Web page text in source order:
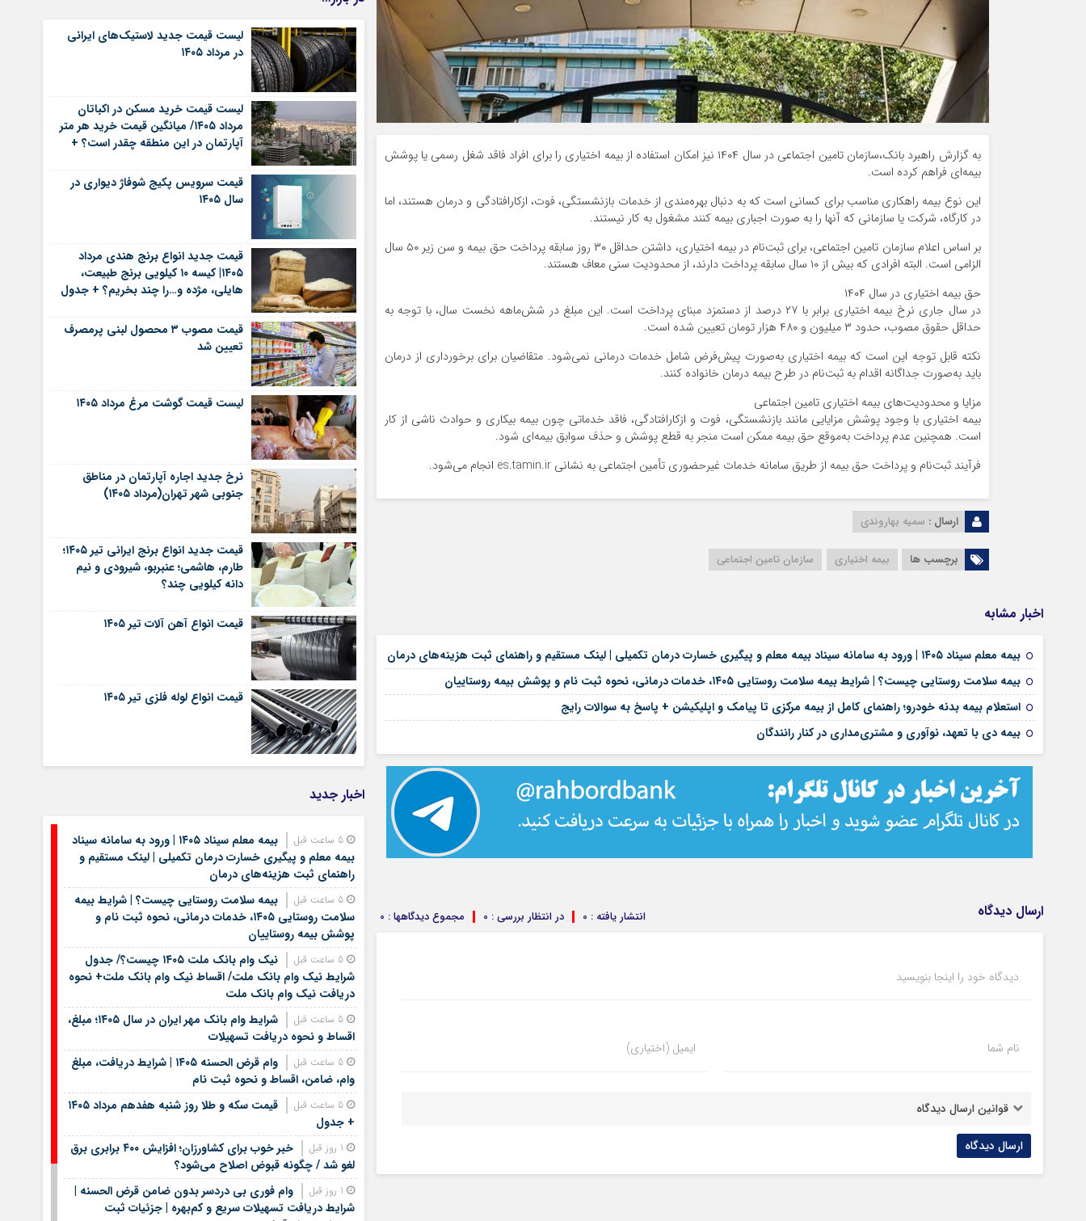
به گزارش راهبرد بانک،سازمان تامین اجتماعی در سال ۱۴۰۴ نیز امکان استفاده از بیمه اختیاری را برای افراد فاقد شغل رسمی یا پوشش
بیمه‌ای فراهم کرده است.
این نوع بیمه راهکاری مناسب برای کسانی است که به دنبال بهره‌مندی از خدمات بازنشستگی، فوت، ازکارافتادگی و درمان هستند، اما
در کارگاه، شرکت یا سازمانی که آنها را به صورت اجباری بیمه کنند مشغول به کار نیستند.
بر اساس اعلام سازمان تامین اجتماعی، برای ثبت‌نام در بیمه اختیاری، داشتن حداقل ۳۰ روز سابقه پرداخت حق بیمه و سن زیر ۵۰ سال
الزامی است. البته افرادی که بیش از ۱۰ سال سابقه پرداخت دارند، از محدودیت سنی معاف هستند.
حق بیمه اختیاری در سال ۱۴۰۴
در سال جاری نرخ بیمه اختیاری برابر با ۲۷ درصد از دستمزد مبنای پرداخت است. این مبلغ در شش‌ماهه نخست سال، با توجه به
حداقل حقوق مصوب، حدود ۳ میلیون و ۴۸۰ هزار تومان تعیین شده است.
نکته قابل توجه این است که بیمه اختیاری به‌صورت پیش‌فرض شامل خدمات درمانی نمی‌شود. متقاضیان برای برخورداری از درمان
باید به‌صورت جداگانه اقدام به ثبت‌نام در طرح بیمه درمان خانواده کنند.
مزایا و محدودیت‌های بیمه اختیاری تامین اجتماعی
بیمه اختیاری با وجود پوشش مزایایی مانند بازنشستگی، فوت و ازکارافتادگی، فاقد خدماتی چون بیمه بیکاری و حوادث ناشی از کار
است. همچنین عدم پرداخت به‌موقع حق بیمه ممکن است منجر به قطع پوشش و حذف سوابق بیمه‌ای شود.
فرآیند ثبت‌نام و پرداخت حق بیمه از طریق سامانه خدمات غیرحضوری تأمین اجتماعی به نشانی es.tamin.ir انجام می‌شود.
ارسال : سمیه بهاروندی
برچسب ها بیمه اختیاری سازمان تامین اجتماعی
اخبار مشابه
بیمه معلم سیناد ۱۴۰۵ | ورود به سامانه سیناد بیمه معلم و پیگیری خسارت درمان تکمیلی | لینک مستقیم و راهنمای ثبت هزینه‌های درمان
بیمه سلامت روستایی چیست؟ | شرایط بیمه سلامت روستایی ۱۴۰۵، خدمات درمانی، نحوه ثبت نام و پوشش بیمه روستاییان
استعلام بیمه بدنه خودرو؛ راهنمای کامل از بیمه مرکزی تا پیامک و اپلیکیشن + پاسخ به سوالات رایج
بیمه دی با تعهد، نوآوری و مشتری‌مداری در کنار رانندگان
ارسال دیدگاه مجموع دیدگاهها : 0 در انتظار بررسی : 0 انتشار یافته : 0
دیدگاه خود را اینجا بنویسید
نام شما ایمیل (اختیاری)
قوانین ارسال دیدگاه
لیست قیمت جدید لاستیک‌های ایرانی
در مرداد ۱۴۰۵
لیست قیمت خرید مسکن در اکباتان
مرداد ۱۴۰۵/ میانگین قیمت خرید هر متر
آپارتمان در این منطقه چقدر است؟ +
قیمت سرویس پکیج شوفاژ دیواری در
سال ۱۴۰۵
قیمت جدید انواع برنج هندی مرداد
۱۴۰۵| کیسه ۱۰ کیلویی برنج طبیعت،
هایلی، مژده و…را چند بخریم؟ + جدول
قیمت مصوب ۳ محصول لبنی پرمصرف
تعیین شد
لیست قیمت گوشت مرغ مرداد ۱۴۰۵
نرخ جدید اجاره آپارتمان در مناطق
جنوبی شهر تهران(مرداد ۱۴۰۵)
قیمت جدید انواع برنج ایرانی تیر ۱۴۰۵؛
طارم، هاشمی؛ عنبربو، شیرودی و نیم
دانه کیلویی چند؟
قیمت انواع آهن آلات تیر ۱۴۰۵
قیمت انواع لوله فلزی تیر ۱۴۰۵
اخبار جدید
5 ساعت قبل
بیمه معلم سیناد ۱۴۰۵ | ورود به سامانه سیناد
بیمه معلم و پیگیری خسارت درمان تکمیلی | لینک مستقیم و
راهنمای ثبت هزینه‌های درمان
5 ساعت قبل
بیمه سلامت روستایی چیست؟ | شرایط بیمه
سلامت روستایی ۱۴۰۵، خدمات درمانی، نحوه ثبت نام و
پوشش بیمه روستاییان
5 ساعت قبل
نیک وام بانک ملت ۱۴۰۵ چیست؟/ جدول
شرایط نیک وام بانک ملت/ اقساط نیک وام بانک ملت+ نحوه
دریافت نیک وام بانک ملت
5 ساعت قبل
شرایط وام بانک مهر ایران در سال ۱۴۰۵؛ مبلغ،
اقساط و نحوه دریافت تسهیلات
5 ساعت قبل
وام قرض الحسنه ۱۴۰۵ | شرایط دریافت، مبلغ
وام، ضامن، اقساط و نحوه ثبت نام
5 ساعت قبل
قیمت سکه و طلا روز شنبه هفدهم مرداد ۱۴۰۵
+ جدول
خبر خوب برای کشاورزان؛ افزایش ۴۰۰ برابری برق
لغو شد / چگونه قبوض اصلاح می‌شود؟
وام فوری بی دردسر بدون ضامن قرض الحسنه |
شرایط دریافت تسهیلات سریع و کم‌بهره | جزئیات ثبت